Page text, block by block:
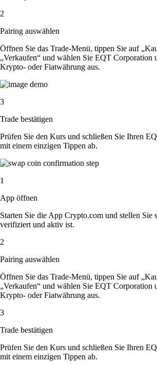
2
Pairing auswählen
Öffnen Sie das Trade-Menü, tippen Sie auf
„Verkaufen“ und wählen Sie EQT Corporation
Krypto- oder Fiatwährung aus.
3
Trade bestätigen
Prüfen Sie den Kurs und schließen Sie Ihren
mit einem einzigen Tippen ab.
1
App öffnen
Starten Sie die App Crypto.com und stellen Sie
verifiziert und aktiv ist.
2
Pairing auswählen
Öffnen Sie das Trade-Menü, tippen Sie auf
„Verkaufen“ und wählen Sie EQT Corporation
Krypto- oder Fiatwährung aus.
3
Trade bestätigen
Prüfen Sie den Kurs und schließen Sie Ihren
mit einem einzigen Tippen ab.